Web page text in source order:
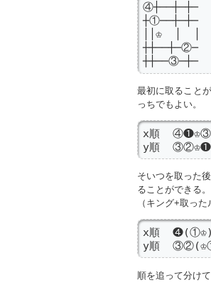
④┼──┼─┼─
┼①──┼─┼─
││♔  │  │
┼┼──┼─②─
┼┼──③─┼─
最初に取ること
っちでもよい。
x順
y順
そいつを取った
ることができる。
（キング+取っ
x順
y順
順を追って分け